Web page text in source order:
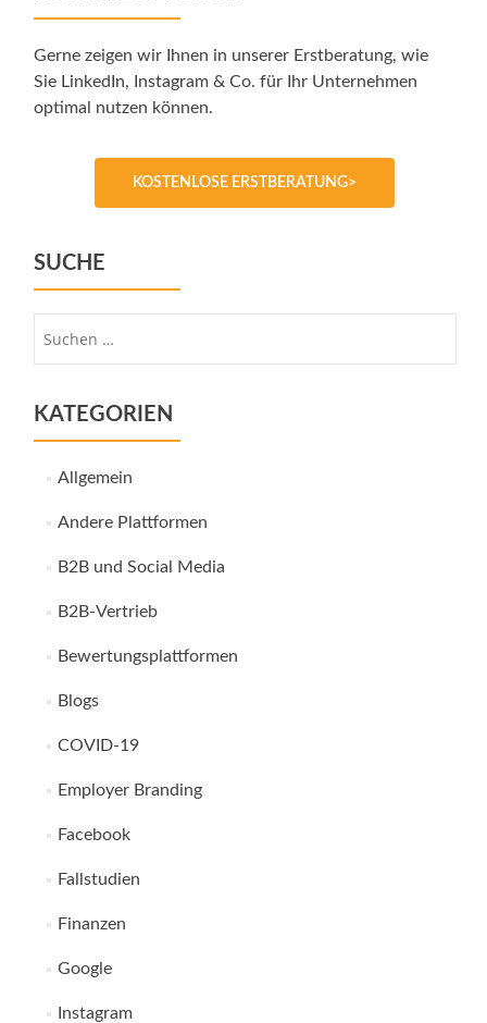
Gerne zeigen wir Ihnen in unserer Erstberatung, wie
Sie LinkedIn, Instagram & Co. für Ihr Unternehmen
optimal nutzen können.
KOSTENLOSE ERSTBERATUNG>
SUCHE
KATEGORIEN
Allgemein
Andere Plattformen
B2B und Social Media
B2B-Vertrieb
Bewertungsplattformen
Blogs
COVID-19
Employer Branding
Facebook
Fallstudien
Finanzen
Google
Instagram